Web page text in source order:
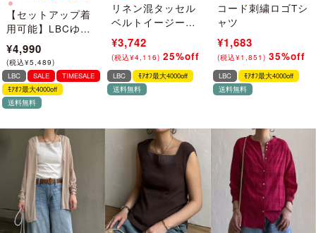
【セットアップ着
用可能】LBCゆる
テーパードパンツ
¥4,990
(税込¥5,489)
リネン混タッセル
ベルトイージーパ
ンツ
¥4,990
(税込¥5,489) →
¥3,742
(税込¥4,116) 25%off
コード刺繍ロゴTシ
ャツ
¥2,590
(税込 ¥2,849 ) →
¥1,683
(税込¥1,851 ) 35%off
LBC SALE
TIMESALE
ﾓｱｵﾌ最大4000off
送料無料
LBC
ﾓｱｵﾌ最大4000off
送料無料
LBC
ﾓｱｵﾌ最大4000off
送料無料